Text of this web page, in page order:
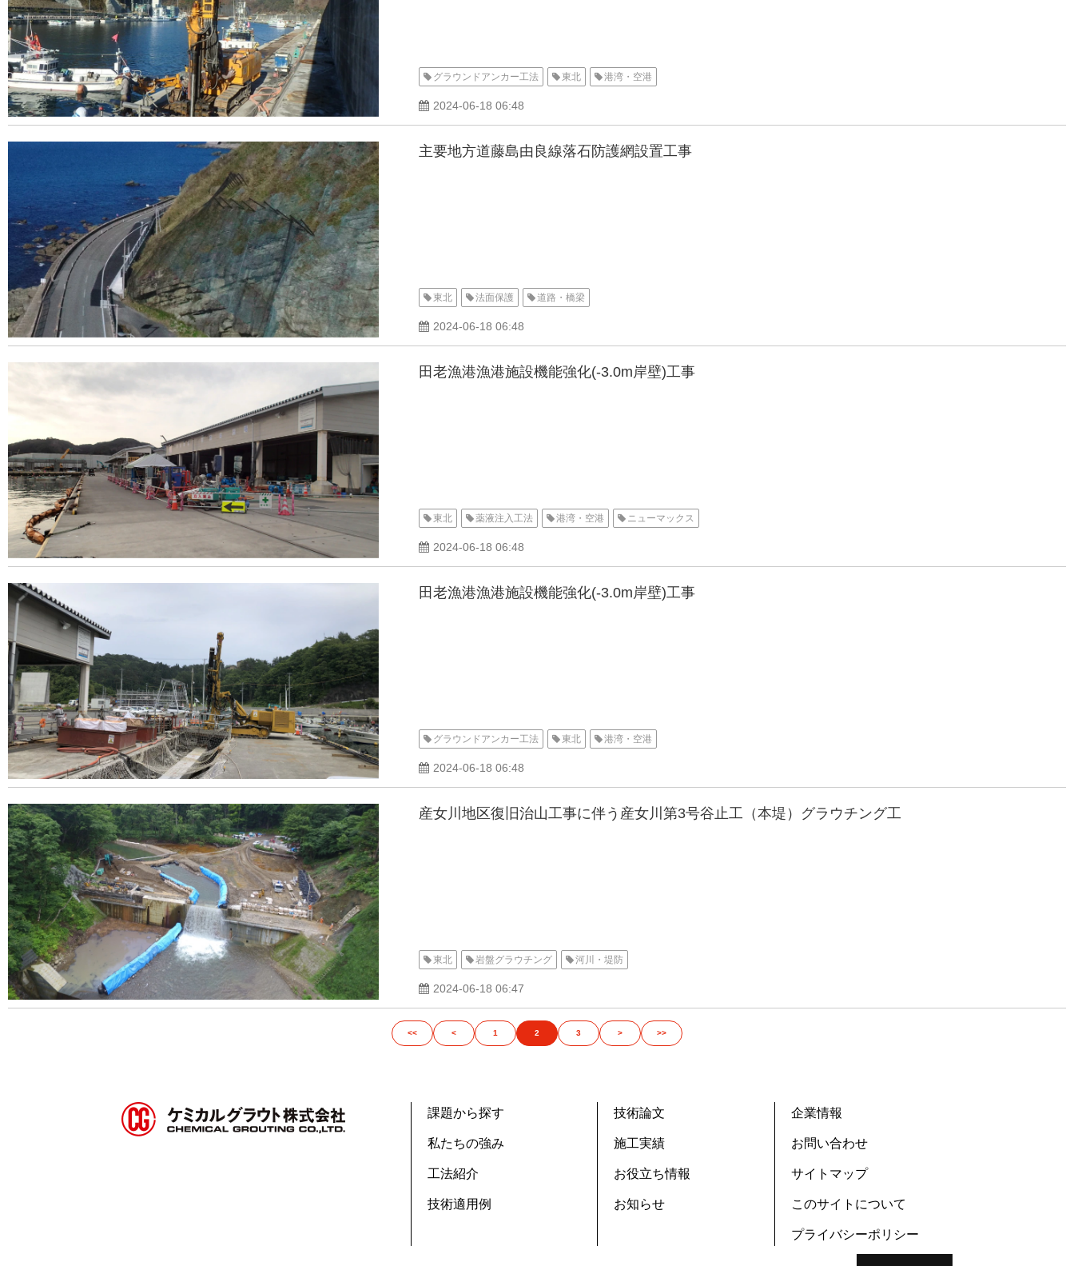
グラウンドアンカー工法 東北 港湾・空港
2024-06-18 06:48
主要地方道藤島由良線落石防護網設置工事
東北 法面保護 道路・橋梁
2024-06-18 06:48
田老漁港漁港施設機能強化(-3.0m岸壁)工事
東北 薬液注入工法 港湾・空港 ニューマックス
2024-06-18 06:48
田老漁港漁港施設機能強化(-3.0m岸壁)工事
グラウンドアンカー工法 東北 港湾・空港
2024-06-18 06:48
産女川地区復旧治山工事に伴う産女川第3号谷止工（本堤）グラウチング工
東北 岩盤グラウチング 河川・堤防
2024-06-18 06:47
<< < 1 2 3 > >>
課題から探す
私たちの強み
工法紹介
技術適用例
技術論文
施工実績
お役立ち情報
お知らせ
企業情報
お問い合わせ
サイトマップ
このサイトについて
プライバシーポリシー